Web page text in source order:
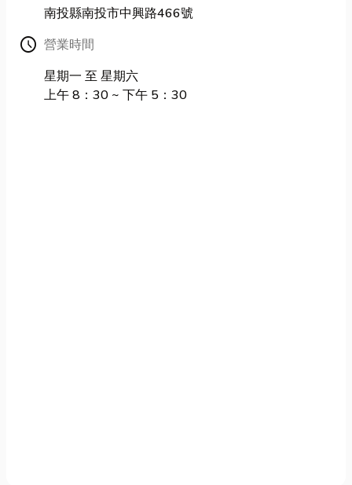
南投縣南投市中興路466號
Schedule 營業時間
星期一 至 星期六
上午 8：30 ~ 下午 5：30